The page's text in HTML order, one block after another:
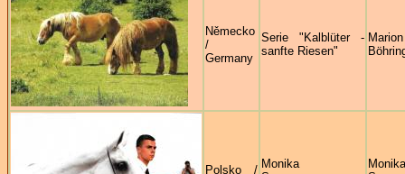
Německo
/
Germany
Serie "Kalblüter -
sanfte Riesen"
Marion
Polsko / Monika
Monika